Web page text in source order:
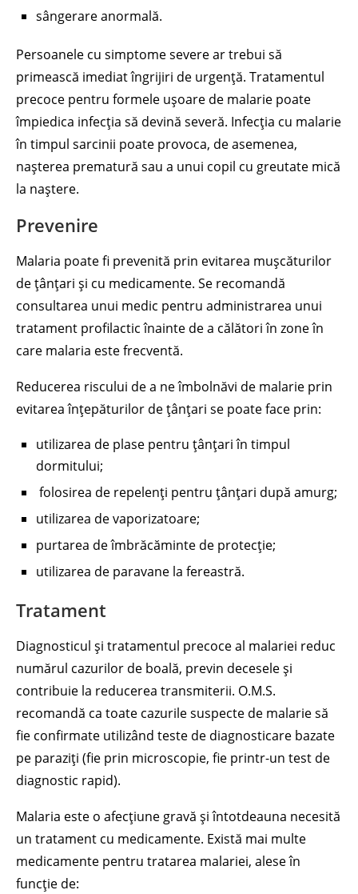
sângerare anormală.
Persoanele cu simptome severe ar trebui să
primească imediat îngrijiri de urgență. Tratamentul
precoce pentru formele ușoare de malarie poate
împiedica infecția să devină severă. Infecția cu malarie
în timpul sarcinii poate provoca, de asemenea,
nașterea prematură sau a unui copil cu greutate mică
la naștere.
Prevenire
Malaria poate fi prevenită prin evitarea mușcăturilor
de țânțari și cu medicamente. Se recomandă
consultarea unui medic pentru administrarea unui
tratament profilactic înainte de a călători în zone în
care malaria este frecventă.
Reducerea riscului de a ne îmbolnăvi de malarie prin
evitarea înțepăturilor de țânțari se poate face prin:
utilizarea de plase pentru țânțari în timpul
dormitului;
folosirea de repelenți pentru țânțari după amurg;
utilizarea de vaporizatoare;
purtarea de îmbrăcăminte de protecție;
utilizarea de paravane la fereastră.
Tratament
Diagnosticul și tratamentul precoce al malariei reduc
numărul cazurilor de boală, previn decesele și
contribuie la reducerea transmiterii. O.M.S.
recomandă ca toate cazurile suspecte de malarie să
fie confirmate utilizând teste de diagnosticare bazate
pe paraziți (fie prin microscopie, fie printr-un test de
diagnostic rapid).
Malaria este o afecțiune gravă și întotdeauna necesită
un tratament cu medicamente. Există mai multe
medicamente pentru tratarea malariei, alese în
funcție de: